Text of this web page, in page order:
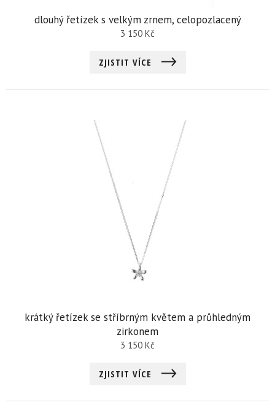
dlouhý řetízek s velkým zrnem, celopozlacený
3 150 Kč
ZJISTIT VÍCE
krátký řetízek se stříbrným květem a průhledným
zirkonem
3 150 Kč
ZJISTIT VÍCE